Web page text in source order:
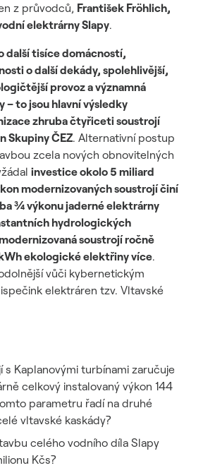
z průvodců, František Fröhlich,
elektrárny Slapy.
další tisíce domácností,
o další dekády, spolehlivější,
provoz a významná
– to jsou hlavní výsledky
zhruba čtyřiceti soustrojí
Skupiny ČEZ. Alternativní postup
zcela nových obnovitelných
investice okolo 5 miliard
modernizovaných soustrojí činí
¾ výkonu jaderné elektrárny
hydrologických
soustrojí ročně
ekologické elektřiny více.
vůči kybernetickým
elektráren tzv. Vltavské
s Kaplanovými turbínami zaručuje
celkový instalovaný výkon 144
parametru řadí na druhé
vltavské kaskády?
celého vodního díla Slapy
Kčs?